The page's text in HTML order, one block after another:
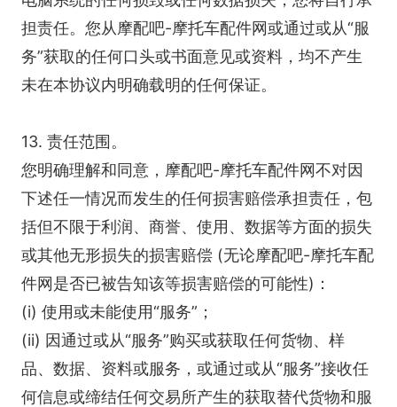
担责任。您从摩配吧-摩托车配件网或通过或从“服
务”获取的任何口头或书面意见或资料，均不产生
未在本协议内明确载明的任何保证。
13. 责任范围。
您明确理解和同意，摩配吧-摩托车配件网不对因
下述任一情况而发生的任何损害赔偿承担责任，包
括但不限于利润、商誉、使用、数据等方面的损失
或其他无形损失的损害赔偿 (无论摩配吧-摩托车配
件网是否已被告知该等损害赔偿的可能性)：
(i) 使用或未能使用“服务”；
(ii) 因通过或从“服务”购买或获取任何货物、样
品、数据、资料或服务，或通过或从“服务”接收任
何信息或缔结任何交易所产生的获取替代货物和服